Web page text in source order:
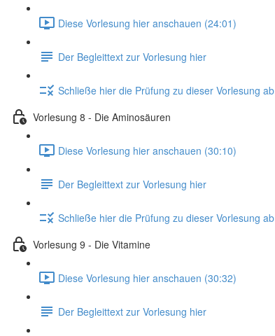
Diese Vorlesung hier anschauen (24:01)
Der Begleittext zur Vorlesung hier
Schließe hier die Prüfung zu dieser Vorlesung ab
Vorlesung 8 - Die Aminosäuren
Diese Vorlesung hier anschauen (30:10)
Der Begleittext zur Vorlesung hier
Schließe hier die Prüfung zu dieser Vorlesung ab
Vorlesung 9 - Die Vitamine
Diese Vorlesung hier anschauen (30:32)
Der Begleittext zur Vorlesung hier